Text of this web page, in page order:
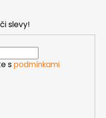
slevy!
s podmínkami